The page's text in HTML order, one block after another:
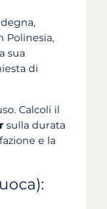
Polinesia,
sua
di
Calcoli il
sulla durata
e la